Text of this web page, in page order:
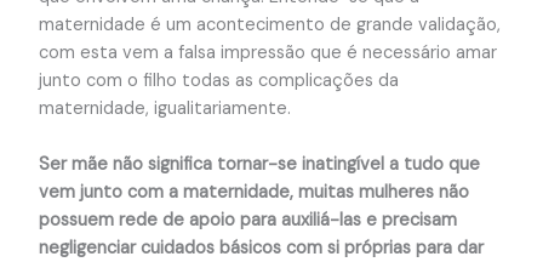
maternidade é um acontecimento de grande validação,
com esta vem a falsa impressão que é necessário amar
junto com o filho todas as complicações da
maternidade, igualitariamente.
Ser mãe não significa tornar-se inatingível a tudo que
vem junto com a maternidade, muitas mulheres não
possuem rede de apoio para auxiliá-las e precisam
negligenciar cuidados básicos com si próprias para dar